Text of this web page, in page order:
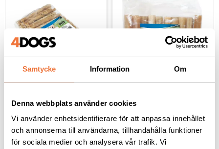
Samtycke Information Om
Denna webbplats använder cookies
Vi använder enhetsidentifierare för att anpassa innehållet
och annonserna till användarna, tillhandahålla funktioner
för sociala medier och analysera vår trafik. Vi
2pets Tuggpinne
vriden 12 cm - 100-pack
Längd 12 cm, diameter 7-8 mm
199kr
2pets Tuggrulle råhud
12,5 cm - 10-pack
Längd 12,5 cm diameter 15 mm
79kr